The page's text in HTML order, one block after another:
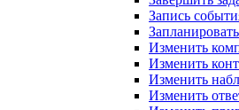
Запись
Изменить
Изменить
Изменить
Изменить